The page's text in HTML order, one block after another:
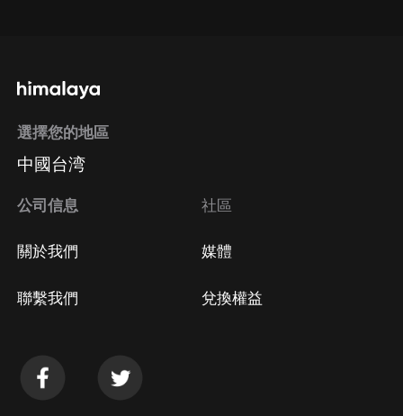
選擇您的地區
中國台湾
公司信息
關於我們
聯繫我們
社區
媒體
兌換權益